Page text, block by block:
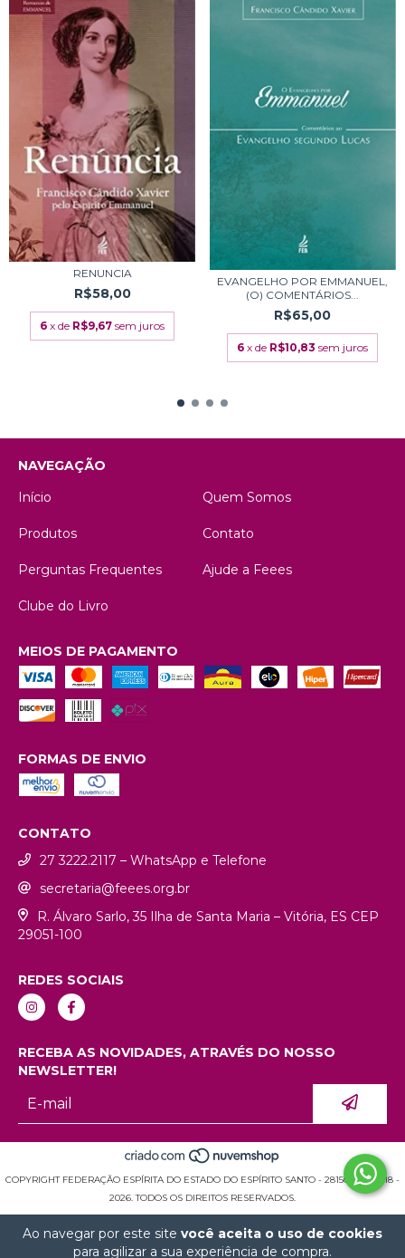
Ao navegar por este site você aceita o uso de cookies
para agilizar a sua experiência de compra.
RENUNCIA
R$58,00
6 x de R$9,67 sem juros
EVANGELHO POR EMMANUEL,
(O) COMENTÁRIOS...
R$65,00
6 x de R$10,83 sem juros
NAVEGAÇÃO
Início
Quem Somos
Produtos Contato
Perguntas Frequentes Ajude a Feees
Clube do Livro
MEIOS DE PAGAMENTO
FORMAS DE ENVIO
CONTATO
27 3222.2117 – WhatsApp e Telefone
secretaria@feees.org.br
R. Álvaro Sarlo, 35 Ilha de Santa Maria – Vitória, ES CEP
29051-100
REDES SOCIAIS
RECEBA AS NOVIDADES, ATRAVÉS DO NOSSO
NEWSLETTER!
COPYRIGHT FEDERAÇÃO ESPÍRITA DO ESTADO DO ESPÍRITO SANTO - 28150936000118 -
2026. TODOS OS DIREITOS RESERVADOS.